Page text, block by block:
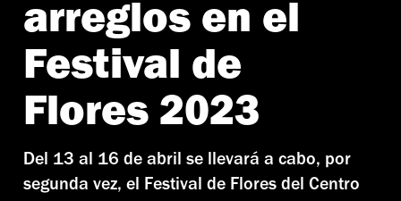
arreglos en el
Festival de
Flores 2023
Del 13 al 16 de abril se llevará a cabo, por
segunda vez, el Festival de Flores del Centro